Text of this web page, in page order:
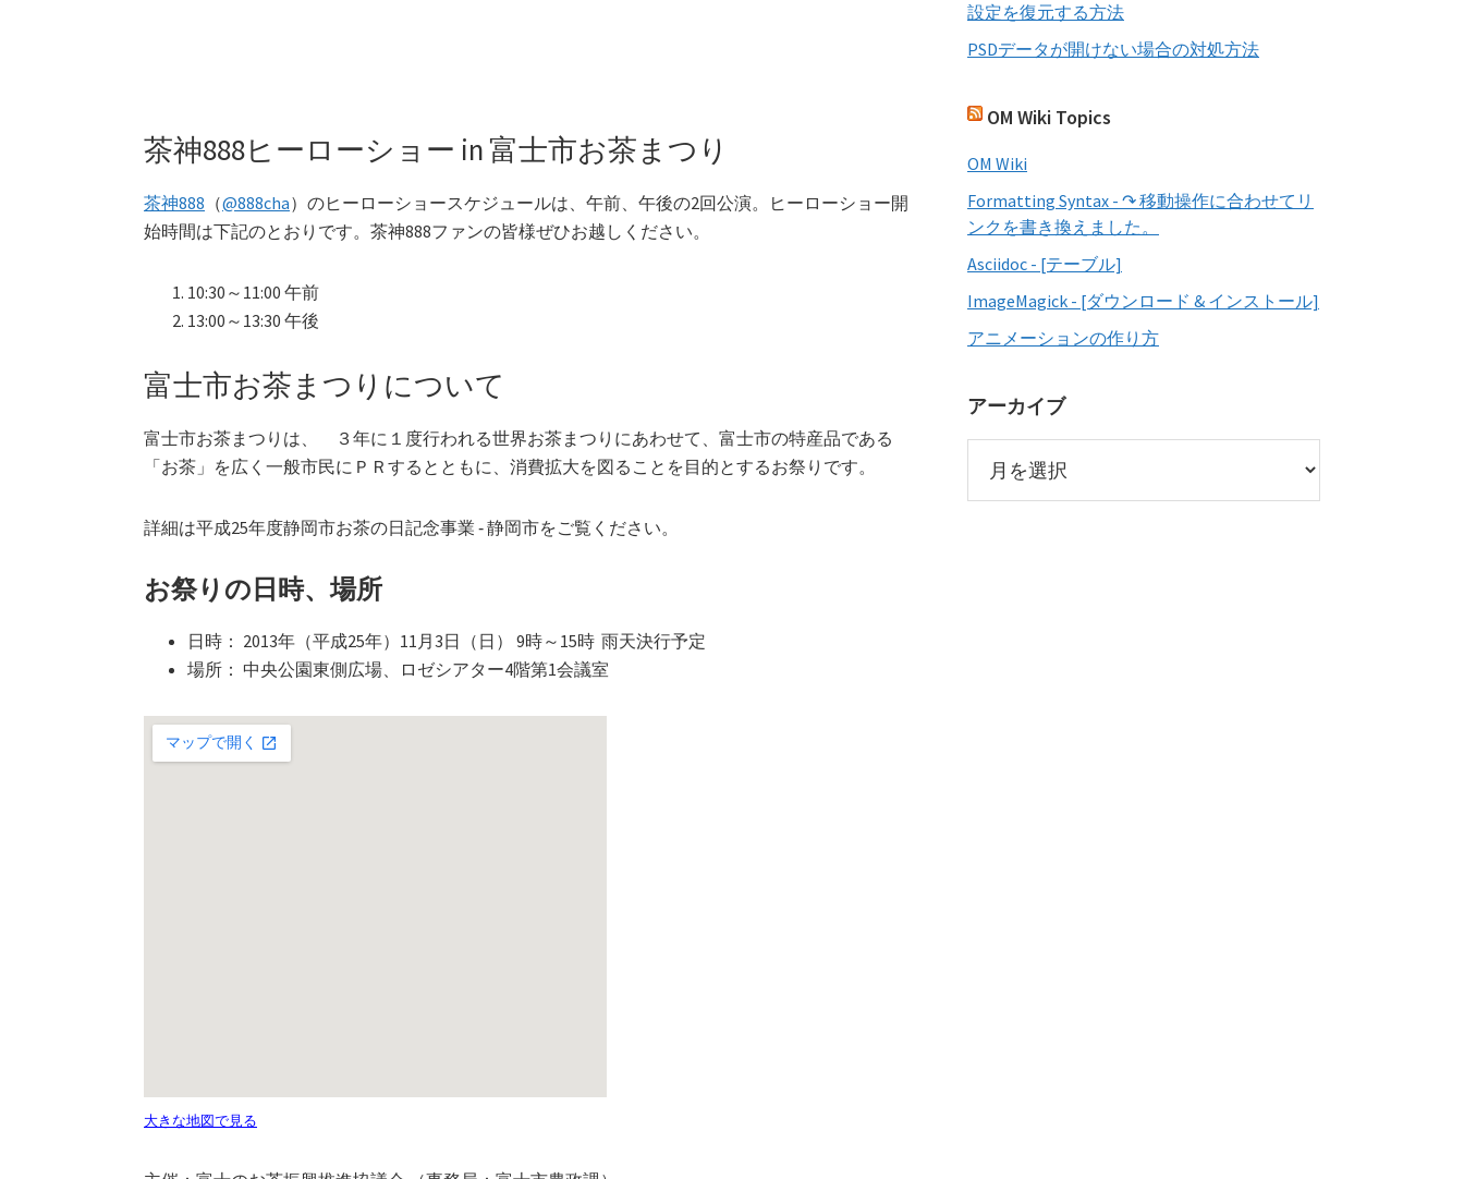
茶神888ヒーローショー in 富士市お茶まつり
茶神888 （@888cha）のヒーローショースケジュールは、午前、午後の2回公演。ヒーローショー開
始時間は下記のとおりです。茶神888ファンの皆様ぜひお越しください。
10:30～11:00 午前
13:00～13:30 午後
富士市お茶まつりについて
富士市お茶まつりは、
３年に１度行われる世界お茶まつりにあわせて、富士市の特産品である
「お茶」を広く一般市民にＰＲするとともに、消費拡大を図ることを目的とするお祭りです。
詳細は平成25年度静岡市お茶の日記念事業 ‐ 静岡市をご覧ください。
お祭りの日時、場所
日時： 2013年（平成25年）11月3日（日） 9時～15時 雨天決行予定
場所： 中央公園東側広場、ロゼシアター4階第1会議室
大きな地図で見る
設定を復元する方法
PSDデータが開けない場合の対処方法
OM Wiki Topics
OM Wiki
Formatting Syntax - ↷ 移動操作に合わせてリ
ンクを書き換えました。
Asciidoc - [テーブル]
ImageMagick - [ダウンロード & インストール]
アニメーションの作り方
アーカイブ
カ